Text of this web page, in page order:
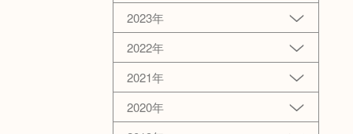
2023年
2022年
2021年
2020年